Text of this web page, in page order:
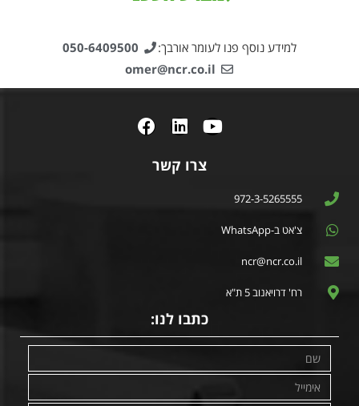
למידע נוסף פנו לעומר אורבך:
050-6409500
omer@ncr.co.il
צרו קשר
972-3-5265555
צ'אט ב-WhatsApp
ncr@ncr.co.il
רח' דרויאנוב 5 ת"א
כתבו לנו: